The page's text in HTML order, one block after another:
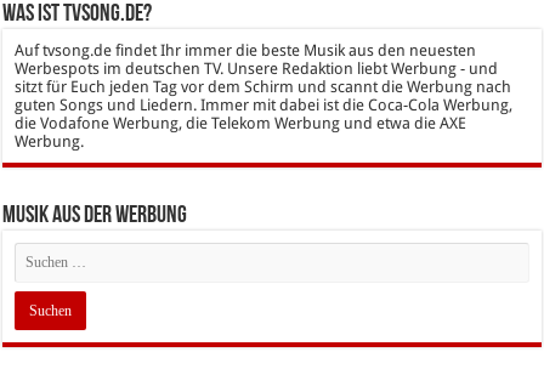
Was ist tvsong.de?
Auf tvsong.de findet Ihr immer die beste Musik aus den neuesten
Werbespots im deutschen TV. Unsere Redaktion liebt Werbung - und
sitzt für Euch jeden Tag vor dem Schirm und scannt die Werbung nach
guten Songs und Liedern. Immer mit dabei ist die Coca-Cola Werbung,
die Vodafone Werbung, die Telekom Werbung und etwa die AXE
Werbung.
Musik aus der Werbung